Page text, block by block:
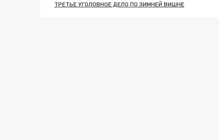
ТРЕТЬЕ УГОЛОВНОЕ ДЕЛО ПО ЗИМНЕЙ ВИШНЕ